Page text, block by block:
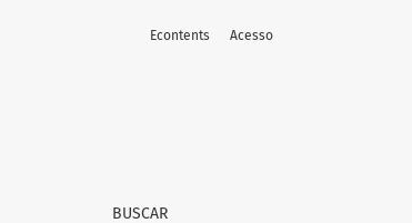
BUSCAR
Econtents Acesso